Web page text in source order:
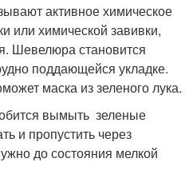
активное химическое
или химической завивки,
Шевелюра становится
поддающейся укладке.
маска из зеленого лука.
вымыть зеленые
и пропустить через
до состояния мелкой